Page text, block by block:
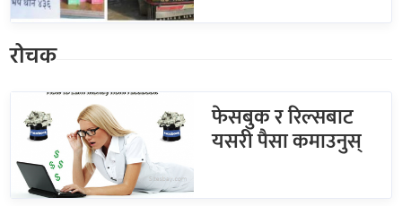
रोचक
फेसबुक र रिल्सबाट
यसरी पैसा कमाउनुस्